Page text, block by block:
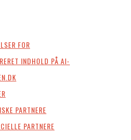
FOR
INDHOLD PÅ AI-
PARTNERE
PARTNERE